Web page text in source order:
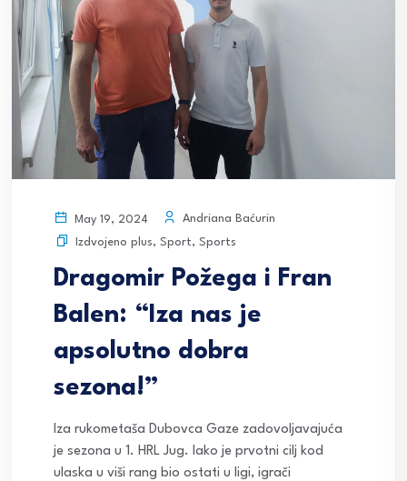
May 19, 2024
Andriana Baćurin
Izdvojeno plus, Sport, Sports
Dragomir Požega i Fran
Balen: “Iza nas je
apsolutno dobra
sezona!”
Iza rukometaša Dubovca Gaze zadovoljavajuća
je sezona u 1. HRL Jug. Iako je prvotni cilj kod
ulaska u viši rang bio ostati u ligi, igrači